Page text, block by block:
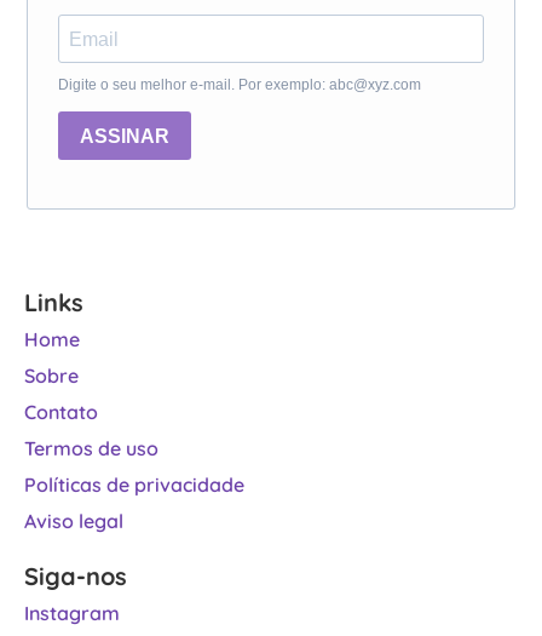
Digite o seu melhor e-mail. Por exemplo: abc@xyz.com
ASSINAR
Links
Home
Sobre
Contato
Termos de uso
Políticas de privacidade
Aviso legal
Siga-nos
Instagram